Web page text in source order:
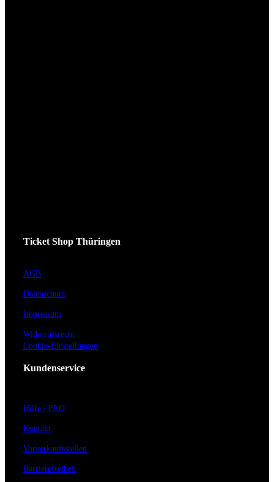
Ticket Shop Thüringen
AGB
Datenschutz
Impressum
Widerrufsrecht
Cookie-Einstellungen
Kundenservice
Hilfe / FAQ
Kontakt
Vorverkaufsstellen
Barrierefreiheit